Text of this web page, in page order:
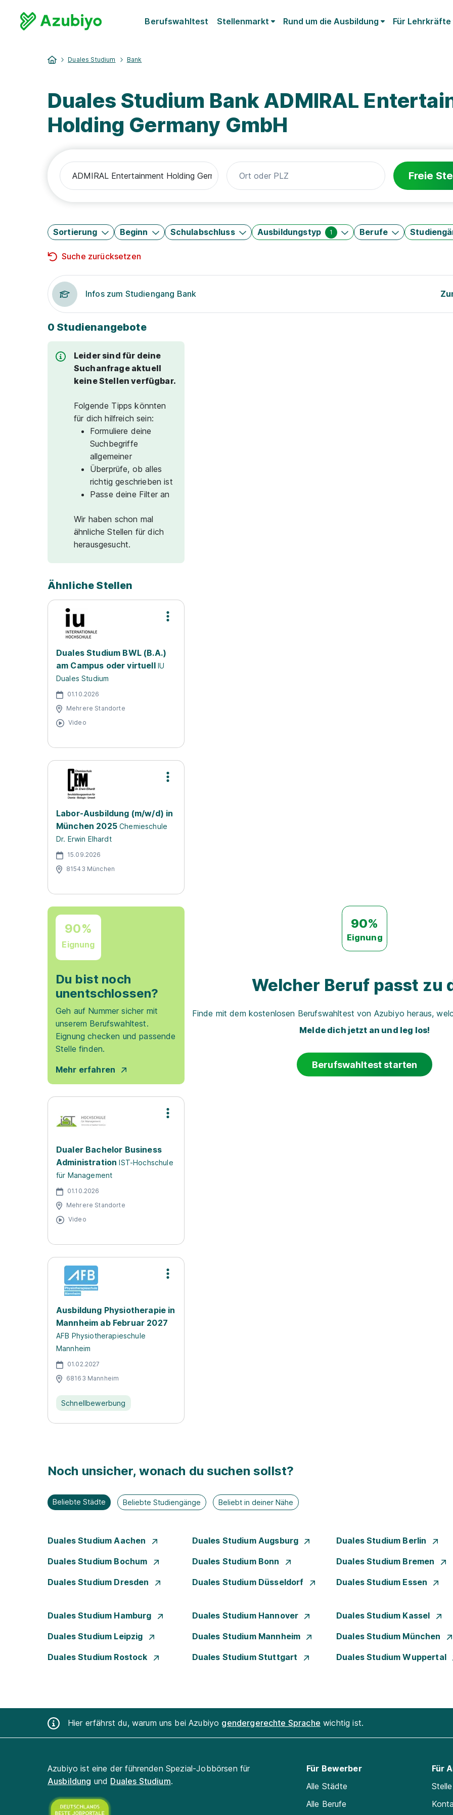
Berufswahltest Stellenmarkt Rund um die Ausbildung Für Lehrkräfte
Duales Studium Bank
Duales Studium Bank ADMIRAL
Holding Germany GmbH
Freie
Sortierung Beginn Schulabschluss Ausbildungstyp 1 Berufe
Suche zurücksetzen
Infos zum Studiengang Bank
0 Studienangebote
Leider sind für deine
Suchanfrage aktuell
keine Stellen verfügbar.
Folgende Tipps könnten
für dich hilfreich sein:
Formuliere deine
Suchbegriffe
allgemeiner
Überprüfe, ob alles
richtig geschrieben ist
Passe deine Filter an
Wir haben schon mal
ähnliche Stellen für dich
herausgesucht.
Ähnliche Stellen
Duales Studium BWL (B.A.)
am Campus oder virtuell IU
Duales Studium
01.10.2026
Mehrere Standorte
Video
Labor-Ausbildung (m/w/d) in
München 2025 Chemieschule
Dr. Erwin Elhardt
15.09.2026
81543 München
90%
Eignung
Du bist noch
unentschlossen?
Geh auf Nummer sicher mit
unserem Berufswahltest.
Eignung checken und passende
Stelle finden.
Mehr erfahren
Dualer Bachelor Business
Administration IST-Hochschule
für Management
01.10.2026
Mehrere Standorte
Video
Ausbildung Physiotherapie in
Mannheim ab Februar 2027
AFB Physiotherapieschule
Mannheim
01.02.2027
68163 Mannheim
Schnellbewerbung
90%
Eignung
Welcher Beruf passt zu
Finde mit dem kostenlosen Berufswahltest von Azubiyo heraus,
Melde dich jetzt an und leg los!
Berufswahltest starten
Noch unsicher, wonach du suchen sollst?
Beliebte Städte Beliebte Studiengänge Beliebt in deiner Nähe
Duales Studium Aachen Duales Studium Augsburg Duales Studium Berlin
Duales Studium Bochum Duales Studium Bonn Duales Studium Bremen
Duales Studium Dresden Duales Studium Düsseldorf Duales Studium Essen
Duales Studium Hamburg Duales Studium Hannover Duales Studium Kassel
Duales Studium Leipzig Duales Studium Mannheim Duales Studium München
Duales Studium Rostock Duales Studium Stuttgart Duales Studium Wuppertal
Hier erfährst du, warum uns bei Azubiyo gendergerechte Sprache wichtig ist.
Azubiyo ist eine der führenden Spezial-Jobbörsen für
Ausbildung und Duales Studium.
Für Bewerber
Alle Städte
Alle Berufe
Für